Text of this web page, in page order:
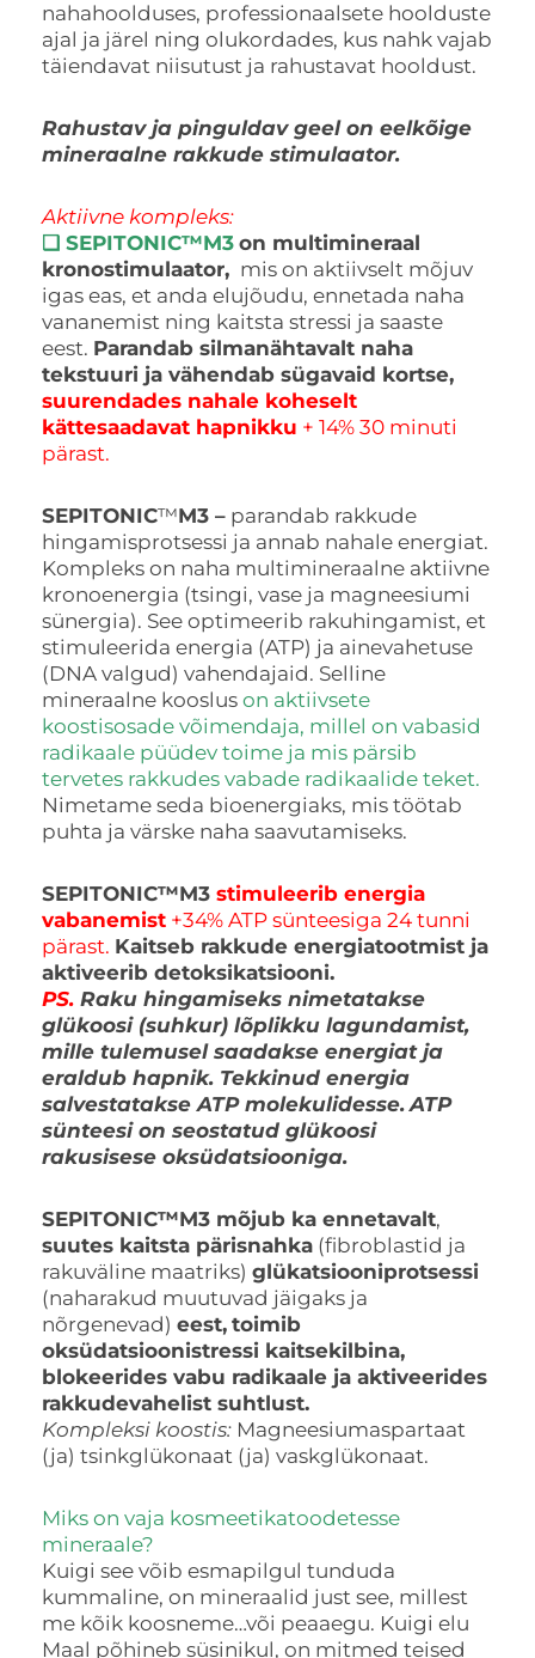
nahahoolduses, professionaalsete hoolduste
ajal ja järel ning olukordades, kus nahk vajab
täiendavat niisutust ja rahustavat hooldust.
Rahustav ja pinguldav geel on eelkõige
mineraalne rakkude stimulaator.
Aktiivne kompleks:
❑ SEPITONIC™M3 on multimineraal
kronostimulaator, mis on aktiivselt mõjuv
igas eas, et anda elujõudu, ennetada naha
vananemist ning kaitsta stressi ja saaste
eest. Parandab silmanähtavalt naha
tekstuuri ja vähendab sügavaid kortse,
suurendades nahale koheselt
kättesaadavat hapnikku + 14% 30 minuti
pärast.
SEPITONIC™M3 – parandab rakkude
hingamisprotsessi ja annab nahale energiat.
Kompleks on naha multimineraalne aktiivne
kronoenergia (tsingi, vase ja magneesiumi
sünergia). See optimeerib rakuhingamist, et
stimuleerida energia (ATP) ja ainevahetuse
(DNA valgud) vahendajaid. Selline
mineraalne kooslus on aktiivsete
koostisosade võimendaja, millel on vabasid
radikaale püüdev toime ja mis pärsib
tervetes rakkudes vabade radikaalide teket.
Nimetame seda bioenergiaks, mis töötab
puhta ja värske naha saavutamiseks.
SEPITONIC™M3 stimuleerib energia
vabanemist +34% ATP sünteesiga 24 tunni
pärast. Kaitseb rakkude energiatootmist ja
aktiveerib detoksikatsiooni.
PS. Raku hingamiseks nimetatakse
glükoosi (suhkur) lõplikku lagundamist,
mille tulemusel saadakse energiat ja
eraldub hapnik. Tekkinud energia
salvestatakse ATP molekulidesse. ATP
sünteesi on seostatud glükoosi
rakusisese oksüdatsiooniga.
SEPITONIC™M3 mõjub ka ennetavalt,
suutes kaitsta pärisnahka (fibroblastid ja
rakuväline maatriks) glükatsiooniprotsessi
(naharakud muutuvad jäigaks ja
nõrgenevad) eest, toimib
oksüdatsioonistressi kaitsekilbina,
blokeerides vabu radikaale ja aktiveerides
rakkudevahelist suhtlust.
Kompleksi koostis: Magneesiumaspartaat
(ja) tsinkglükonaat (ja) vaskglükonaat.
Miks on vaja kosmeetikatoodetesse
mineraale?
Kuigi see võib esmapilgul tunduda
kummaline, on mineraalid just see, millest
me kõik koosneme…või peaaegu. Kuigi elu
Maal põhineb süsinikul, on mitmed teised